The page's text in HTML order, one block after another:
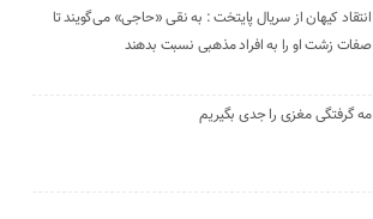
انتقاد کیهان از سریال پایتخت : به نقی «حاجی» می‌گویند تا
صفات زشت او را به افراد مذهبی نسبت بدهند
مه گرفتگی مغزی را جدی بگیریم